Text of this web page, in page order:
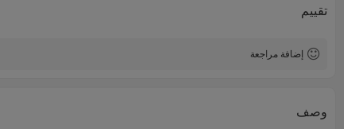
تقييم
إضافة مراجعة
وصف